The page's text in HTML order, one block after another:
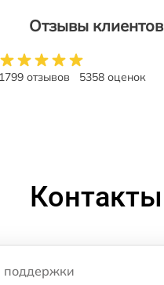
Отзывы клиентов
1799 отзывов 5358 оценок
Контакты
поддержки